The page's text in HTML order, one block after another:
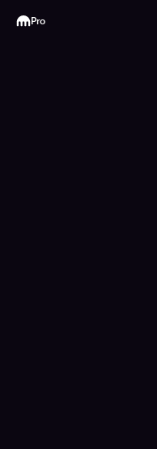
Kraken
Pro